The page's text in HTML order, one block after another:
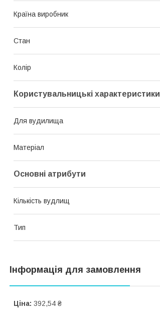
Країна виробник
Стан
Колір
Користувальницькі характеристики
Для вудилища
Матеріал
Основні атрибути
Кількість вудлищ
Тип
Інформація для замовлення
Ціна: 392,54 ₴